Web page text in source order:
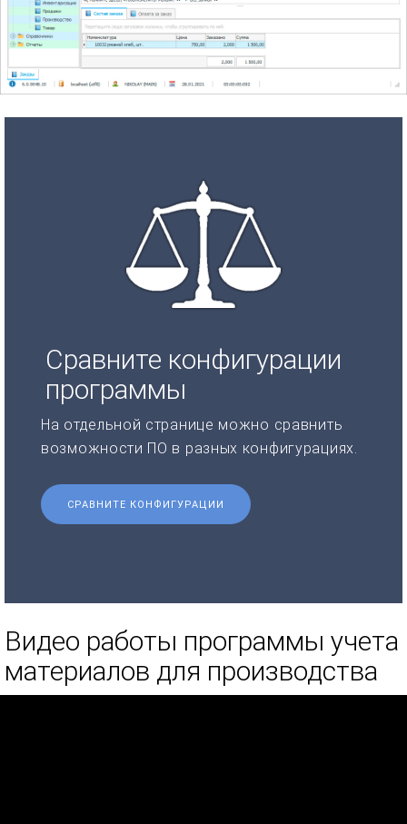
Сравните конфигурации
программы
На отдельной странице можно сравнить
возможности ПО в разных конфигурациях.
СРАВНИТЕ КОНФИГУРАЦИИ
Видео работы программы учета
материалов для производства